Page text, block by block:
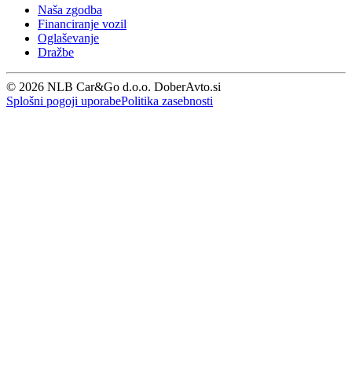
Naša zgodba
Financiranje vozil
Oglaševanje
Dražbe
© 2026 NLB Car&Go d.o.o. DoberAvto.si
Splošni pogoji uporabePolitika zasebnosti